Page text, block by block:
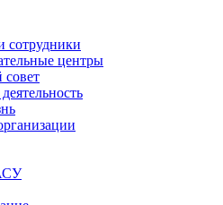
сотрудники
центры
совет